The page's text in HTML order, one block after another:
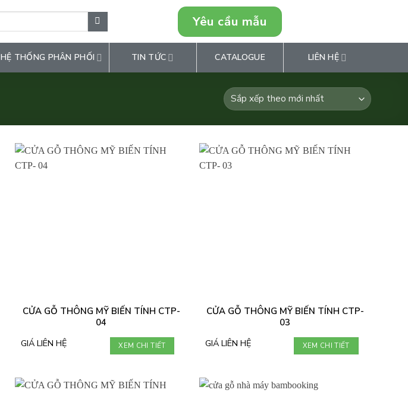
Yêu cầu mẫu
HỆ THỐNG PHÂN PHỐI TIN TỨC CATALOGUE LIÊN HỆ
CỬA GỖ THÔNG MỸ BIẾN TÍNH CTP-
04
GIÁ LIÊN HỆ
XEM CHI TIẾT
CỬA GỖ THÔNG MỸ BIẾN TÍNH CTP-
03
GIÁ LIÊN HỆ
XEM CHI TIẾT